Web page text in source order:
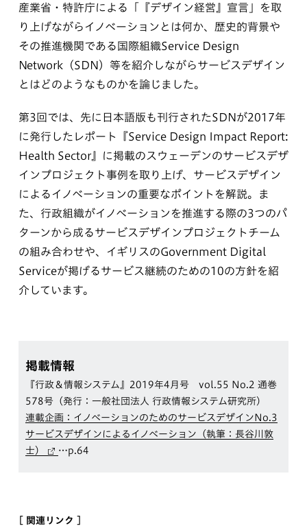
産業省・特許庁による「『デザイン経営』宣言」を取
り上げながらイノベーションとは何か、歴史的背景や
その推進機関である国際組織Service Design
Network（SDN）等を紹介しながらサービスデザイン
とはどのようなものかを論じました。
第3回では、先に日本語版も刊行されたSDNが2017年
に発行したレポート『Service Design Impact Report:
Health Sector』に掲載のスウェーデンのサービスデザ
インプロジェクト事例を取り上げ、サービスデザイン
によるイノベーションの重要なポイントを解説。ま
た、行政組織がイノベーションを推進する際の3つのパ
ターンから成るサービスデザインプロジェクトチーム
の組み合わせや、イギリスのGovernment Digital
Serviceが掲げるサービス継続のための10の方針を紹
介しています。
掲載情報
『行政＆情報システム』2019年4月号 vol.55 No.2 通巻
578号（発行：一般社団法人 行政情報システム研究所）
連載企画：イノベーションのためのサービスデザインNo.3
サービスデザインによるイノベーション（執筆：長谷川敦
士）
…p.64
[ 関連リンク ]